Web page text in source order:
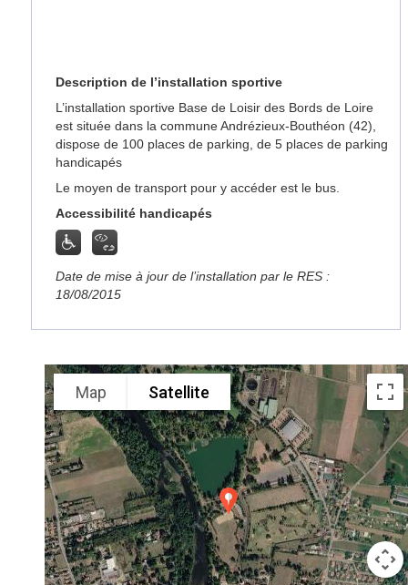
Description de l’installation sportive
L’installation sportive Base de Loisir des Bords de Loire
est située dans la commune Andrézieux-Bouthéon (42),
dispose de 100 places de parking, de 5 places de parking
handicapés
Le moyen de transport pour y accéder est le bus.
Accessibilité handicapés
Date de mise à jour de l’installation par le RES :
18/08/2015
Map Satellite